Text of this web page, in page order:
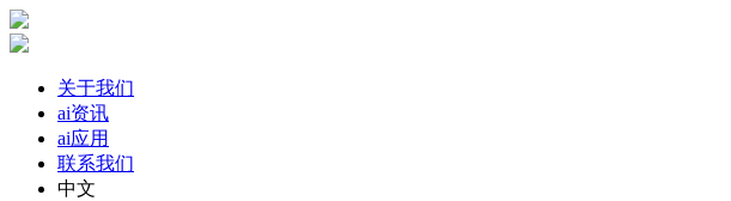
关于我们
ai资讯
ai应用
联系我们
中文